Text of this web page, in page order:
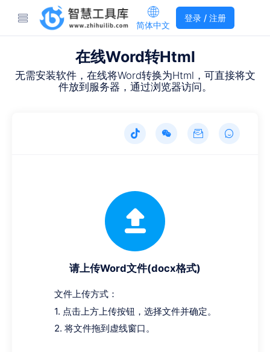
简体中文
登录 / 注册
在线Word转Html
无需安装软件，在线将Word转换为Html，可直接将文
件放到服务器，通过浏览器访问。
请上传Word文件(docx格式)
文件上传方式：
1. 点击上方上传按钮，选择文件并确定。
2. 将文件拖到虚线窗口。